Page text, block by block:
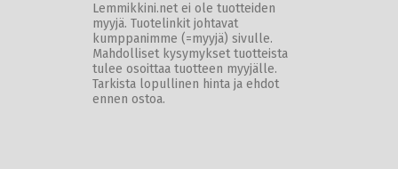
Lemmikkini.net ei ole tuotteiden
myyjä. Tuotelinkit johtavat
kumppanimme (=myyjä) sivulle.
Mahdolliset kysymykset tuotteista
tulee osoittaa tuotteen myyjälle.
Tarkista lopullinen hinta ja ehdot
ennen ostoa.